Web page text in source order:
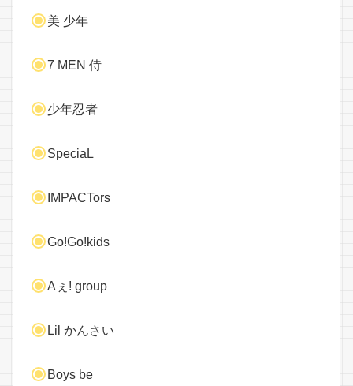
美 少年
7 MEN 侍
少年忍者
SpeciaL
IMPACTors
Go!Go!kids
Aぇ! group
Lil かんさい
Boys be